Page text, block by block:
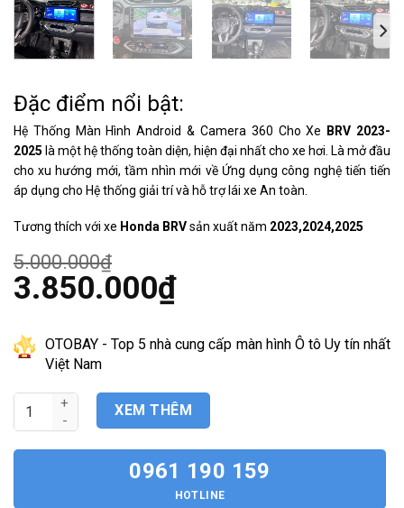
Đặc điểm nổi bật:
Hệ Thống Màn Hình Android & Camera 360 Cho Xe
BRV 2023-
2025 là một hệ thống toàn diện, hiện đại nhất cho xe hơi. Là mở đầu
cho xu hướng mới, tầm nhìn mới về Ứng dụng công nghệ tiến tiến
áp dụng cho Hệ thống giải trí và hỗ trợ lái xe An toàn.
Tương thích với xe Honda BRVsản xuất năm 2023,2024,2025
5.000.000₫
Giá
gốc
3.850.000₫
tại
là:
3.850.000₫.
OTOBAY - Top 5 nhà cung cấp màn hình Ô tô Uy tín nhất
Việt Nam
Hệ Thống Màn Hình Android & Camera 360 Cho Xe Honda
XEM THÊM
0961 190 159
HOTLINE